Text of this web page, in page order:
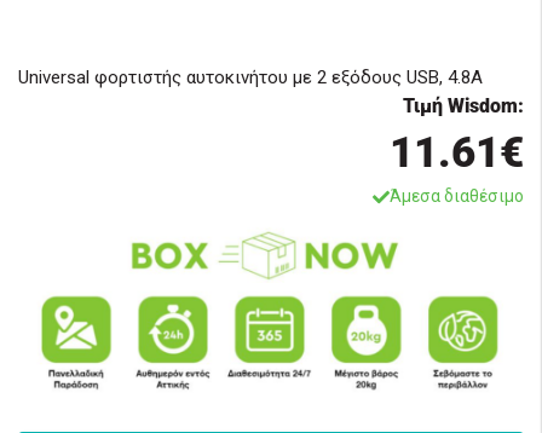
Universal φορτιστής αυτοκινήτου με 2 εξόδους USB, 4.8A
Τιμή Wisdom:
11.61€
Άμεσα διαθέσιμο